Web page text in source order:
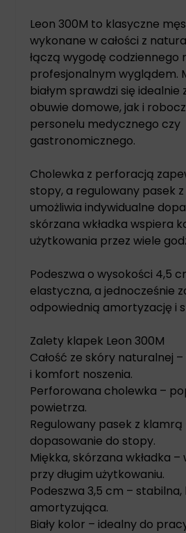
Leon 300M to klasyczne
wykonane w całości z
łączą wygodę codziennego
profesjonalnym wyglądem.
białym sprawdzi się idealnie
obuwie domowe, jak i
personelu medycznego czy
gastronomicznego.
Cholewka z perforacją
stopy, a regulowany pasek
umożliwia indywidualne
skórzana wkładka wspiera
użytkowania przez wiele
Podeszwa o wysokości 4,5
elastyczna, a jednocześnie
odpowiednią amortyzację i
Zalety klapek Leon 300M
Całość ze skóry naturalnej
i komfort noszenia.
Perforowana cholewka –
powietrza.
Regulowany pasek z klamrą
dopasowanie do stopy.
Miękka, skórzana wkładka
przy długim użytkowaniu.
Podeszwa 3,5 cm –
amortyzująca.
Biały kolor – idealny do